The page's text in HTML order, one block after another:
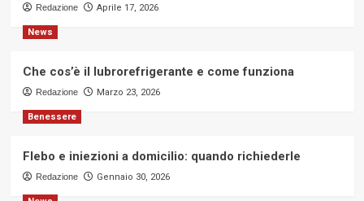
quando
Redazione Aprile 17, 2026
News
Che cos’è il lubrorefrigerante e come funziona
Redazione Marzo 23, 2026
Benessere
Flebo e iniezioni a domicilio: quando richiederle
Redazione Gennaio 30, 2026